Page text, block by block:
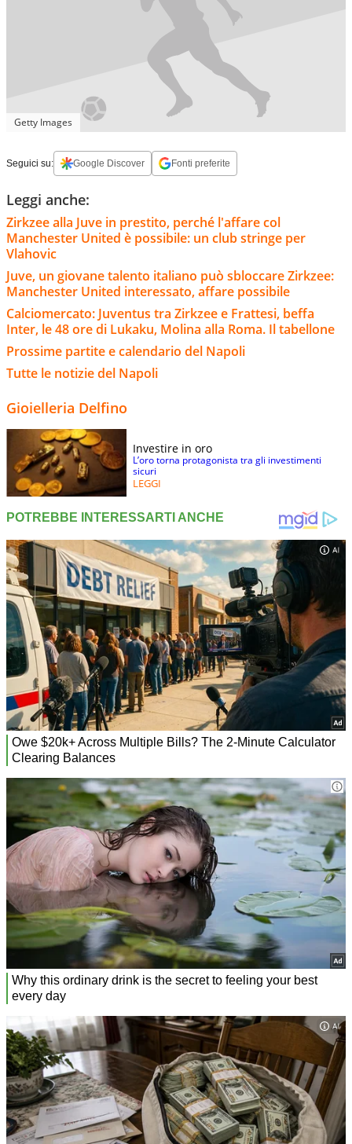
Getty Images
Seguici su: Google Discover Fonti preferite
Leggi anche:
Zirkzee alla Juve in prestito, perché l'affare col
Manchester United è possibile: un club stringe per
Vlahovic
Juve, un giovane talento italiano può sbloccare Zirkzee:
Manchester United interessato, affare possibile
Calciomercato: Juventus tra Zirkzee e Frattesi, beffa
Inter, le 48 ore di Lukaku, Molina alla Roma. Il tabellone
Prossime partite e calendario del Napoli
Tutte le notizie del Napoli
Gioielleria Delfino
Investire in oro
L’oro torna protagonista tra gli investimenti
sicuri
LEGGI